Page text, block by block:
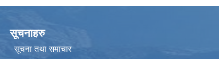
सूचनाहरु
सूचना तथा समाचार